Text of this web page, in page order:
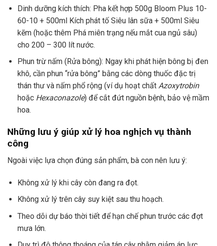
Dinh dưỡng kích thích: Pha kết hợp 500g Bloom Plus 10-
60-10 + 500ml Kích phát tố Siêu lân sữa + 500ml Siêu
kẽm (hoặc thêm Phá miên trạng nếu mắt cua ngủ sâu)
cho 200 – 300 lít nước.
Phun trừ nấm (Rửa bông): Ngay khi phát hiện bông bị đen
khô, cần phun “rửa bông” bằng các dòng thuốc đặc trị
thán thư và nấm phổ rộng (ví dụ hoạt chất Azoxytrobin
hoặc Hexaconazole) để cắt đứt nguồn bệnh, bảo vệ mầm
hoa.
Những lưu ý giúp xử lý hoa nghịch vụ thành
công
Ngoài việc lựa chọn đúng sản phẩm, bà con nên lưu ý:
Không xử lý khi cây còn đang ra đọt.
Không xử lý trên cây suy kiệt sau thu hoạch.
Theo dõi dự báo thời tiết để hạn chế phun trước các đợt
mưa lớn.